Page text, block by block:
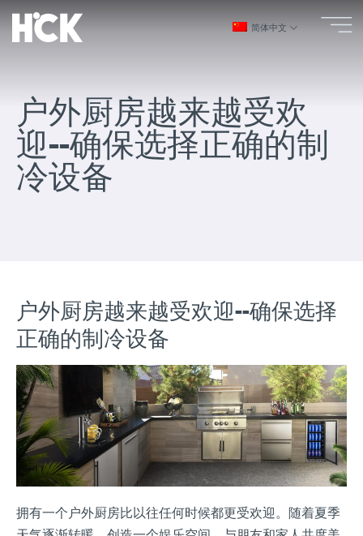
简体中文
户外厨房越来越受欢
迎--确保选择正确的制
冷设备
户外厨房越来越受欢迎--确保选择
正确的制冷设备
拥有一个户外厨房比以往任何时候都更受欢迎。随着夏季